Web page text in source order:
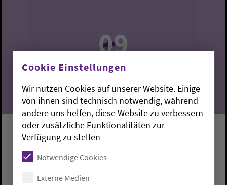
09
08.2026
Gottesdienst
Nordenham:
St.-Laurentius-Kirche Abbehausen
Andrés López
Cookie Einstellungen
Wir nutzen Cookies auf unserer Website. Einige
von ihnen sind technisch notwendig, während
andere uns helfen, diese Website zu verbessern
oder zusätzliche Funktionalitäten zur
Verfügung zu stellen
Notwendige Cookies
Externe Medien